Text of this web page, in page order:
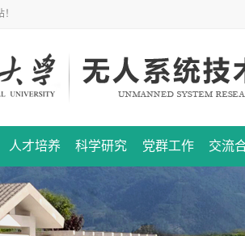
人才培养 科学研究 党群工作 交流